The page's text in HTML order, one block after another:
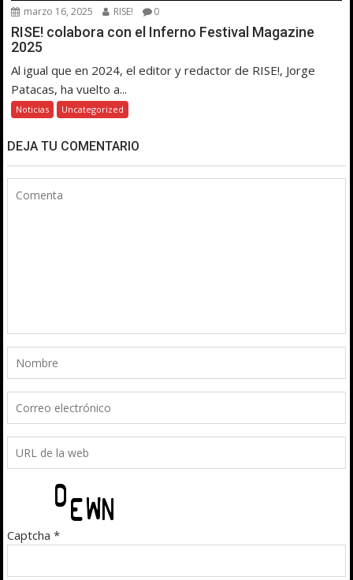
marzo 16, 2025 RISE! 0
RISE! colabora con el Inferno Festival Magazine
2025
Al igual que en 2024, el editor y redactor de RISE!, Jorge
Patacas, ha vuelto a...
Noticias Uncategorized
DEJA TU COMENTARIO
Captcha *